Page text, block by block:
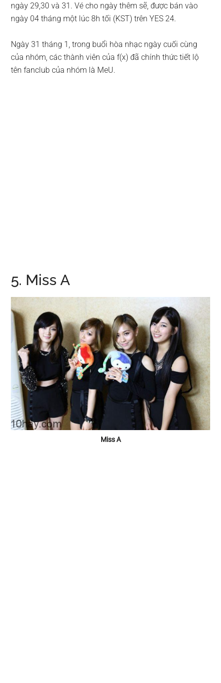
ngày 29,30 và 31. Vé cho ngày thêm sẽ, được bán vào
ngày 04 tháng một lúc 8h tối (KST) trên YES 24.
Ngày 31 tháng 1, trong buổi hòa nhạc ngày cuối cùng
của nhóm, các thành viên của f(x) đã chính thức tiết lộ
tên fanclub của nhóm là MeU.
5. Miss A
Miss A